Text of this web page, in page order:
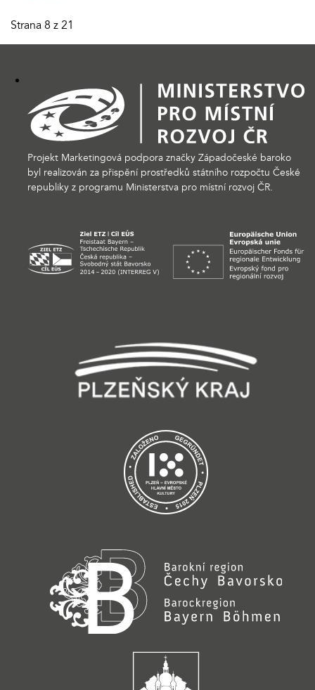
Strana 8 z 21
Projekt Marketingová podpora značky Západočeské baroko
byl realizován za přispění prostředků státního rozpočtu České
republiky z programu Ministerstva pro místní rozvoj ČR.